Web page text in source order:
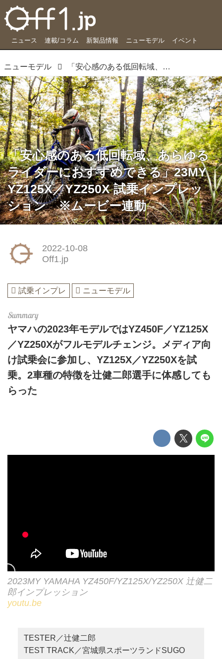
ニュース 連載/コラム 新製品情報 ニューモデル イベント
ニューモデル 「安心感のある低回転域、あらゆるライダーにおすすめできる」23MY YZ125X／YZ250X 試乗インプレッション ※ムービー連動
「安心感のある低回転域、あらゆる
ライダーにおすすめできる」23MY
YZ125X／YZ250X 試乗インプレッ
ション ※ムービー連動
2022-10-08
Off1.jp
試乗インプレ ニューモデル
ヤマハの2023年モデルではYZ450F／YZ125X
／YZ250Xがフルモデルチェンジ。メディア向
け試乗会に参加し、YZ125X／YZ250Xを試
乗。2車種の特徴を辻健二郎選手に体感しても
らった
2023MY YAMAHA YZ450F/YZ125X/YZ250X 辻健二
郎インプレッション
youtu.be
TESTER／辻健二郎
TEST TRACK／宮城県スポーツランドSUGO